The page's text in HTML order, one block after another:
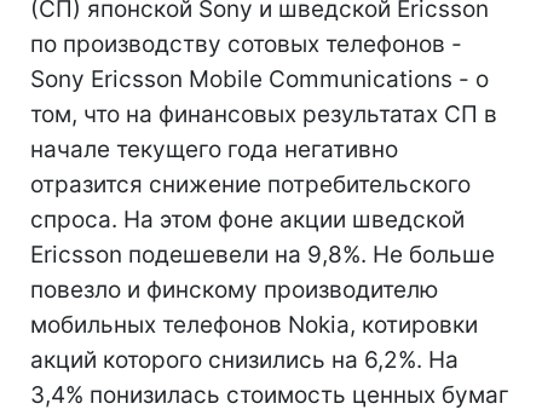
(СП) японской Sony и шведской Ericsson
по производству сотовых телефонов -
Sony Ericsson Mobile Communications - о
том, что на финансовых результатах СП в
начале текущего года негативно
отразится снижение потребительского
спроса. На этом фоне акции шведской
Ericsson подешевели на 9,8%. Не больше
повезло и финскому производителю
мобильных телефонов Nokia, котировки
акций которого снизились на 6,2%. На
3,4% понизилась стоимость ценных бумаг